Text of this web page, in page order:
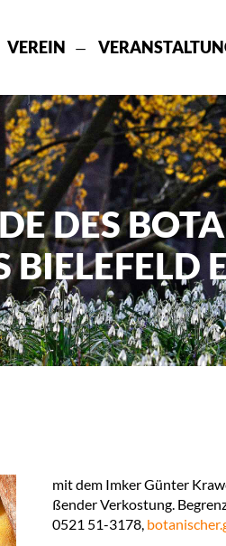
VEREIN
DES
BIELEFELD
mit dem Im­ker Gün­ter
ßen­der Ver­kos­tung.
0521 51-3178,